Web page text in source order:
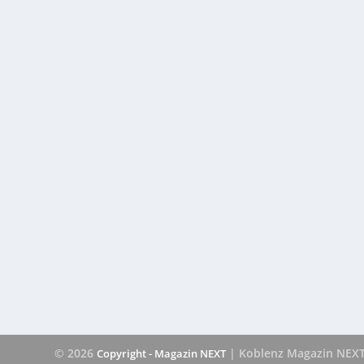
© 2026 Copyright - Magazin NEXT | Koblenz Magazin